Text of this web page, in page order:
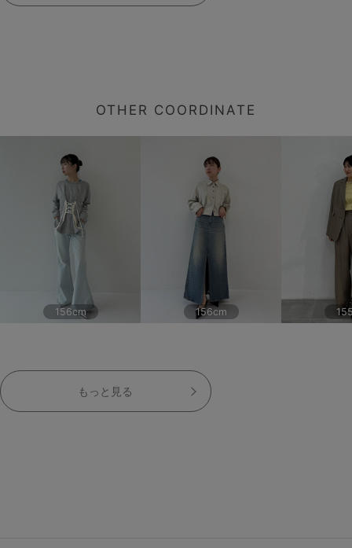
OTHER COORDINATE
156cm 156cm
もっと見る